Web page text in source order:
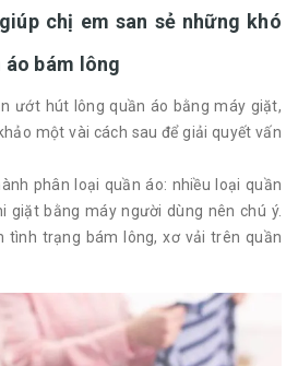
chị em san sẻ những khó
áo bám lông
ướt hút lông quần áo bằng máy giặt,
một vài cách sau để giải quyết vấn
phân loại quần áo: nhiều loại quần
giặt bằng máy người dùng nên chú ý.
tình trạng bám lông, xơ vải trên quần